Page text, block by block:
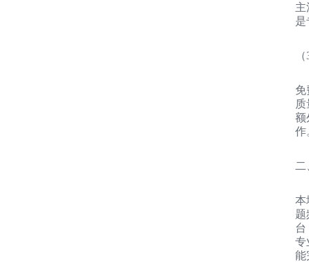
主
是
免
额
作
本
题
台
专
能